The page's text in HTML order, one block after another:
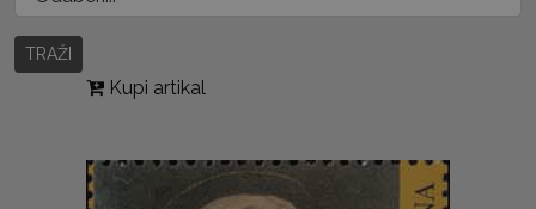
TRAŽI
Kupi artikal